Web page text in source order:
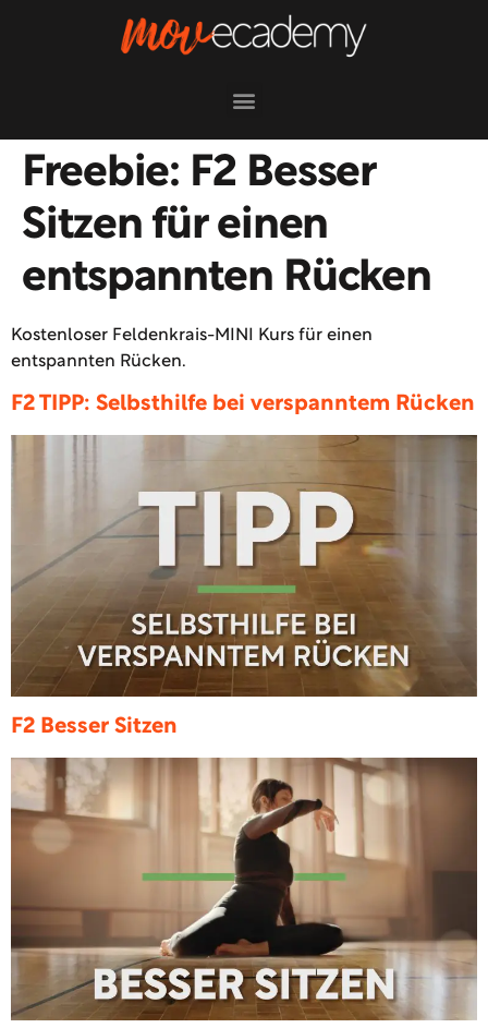
Freebie: F2 Besser
Sitzen für einen
entspannten Rücken
Kostenloser Feldenkrais-MINI Kurs für einen
entspannten Rücken.
F2 TIPP: Selbsthilfe bei verspanntem Rücken
F2 Besser Sitzen